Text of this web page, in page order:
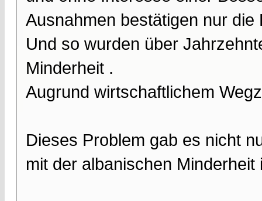
Ausnahmen bestätigen nur die
Und so wurden über
Minderheit .
Augrund wirtschaftlichem
Dieses Problem gab es nicht
mit der albanischen